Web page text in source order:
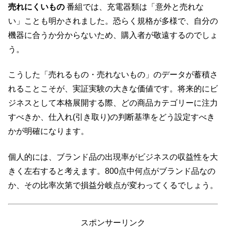
売れにくいもの 番組では、充電器類は「意外と売れな
い」ことも明かされました。恐らく規格が多様で、自分の
機器に合うか分からないため、購入者が敬遠するのでしょ
う。
こうした「売れるもの・売れないもの」のデータが蓄積さ
れることこそが、実証実験の大きな価値です。将来的にビ
ジネスとして本格展開する際、どの商品カテゴリーに注力
すべきか、仕入れ(引き取り)の判断基準をどう設定すべき
かが明確になります。
個人的には、ブランド品の出現率がビジネスの収益性を大
きく左右すると考えます。800点中何点がブランド品なの
か、その比率次第で損益分岐点が変わってくるでしょう。
スポンサーリンク